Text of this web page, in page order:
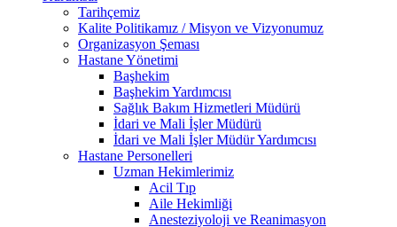
Tarihçemiz
Kalite Politikamız / Misyon ve Vizyonumuz
Organizasyon Şeması
Hastane Yönetimi
Başhekim
Başhekim Yardımcısı
Sağlık Bakım Hizmetleri Müdürü
İdari ve Mali İşler Müdürü
İdari ve Mali İşler Müdür Yardımcısı
Hastane Personelleri
Uzman Hekimlerimiz
Acil Tıp
Aile Hekimliği
Anesteziyoloji ve Reanimasyon